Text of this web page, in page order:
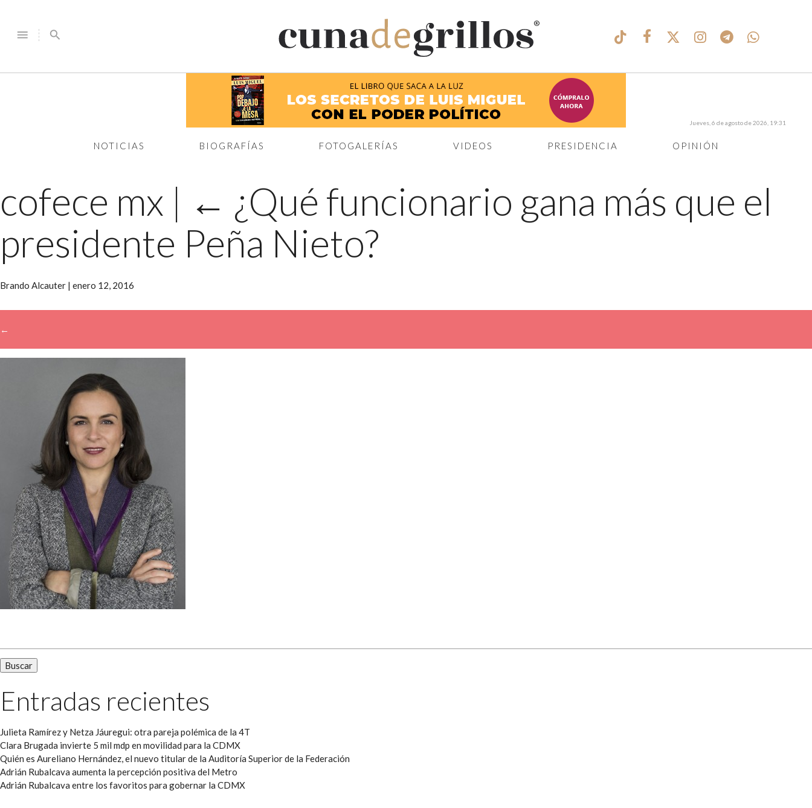
menu search
®
NOTICIAS BIOGRAFÍAS FOTOGALERÍAS VIDEOS PRESIDENCIA OPINIÓN
Jueves, 6 de agosto de 2026, 19:31
cofece mx | ← ¿Qué funcionario gana más que el
presidente Peña Nieto?
Brando Alcauter | enero 12, 2016
←
Entradas recientes
Julieta Ramírez y Netza Jáuregui: otra pareja polémica de la 4T
Clara Brugada invierte 5 mil mdp en movilidad para la CDMX
Quién es Aureliano Hernández, el nuevo titular de la Auditoría Superior de la Federación
Adrián Rubalcava aumenta la percepción positiva del Metro
Adrián Rubalcava entre los favoritos para gobernar la CDMX